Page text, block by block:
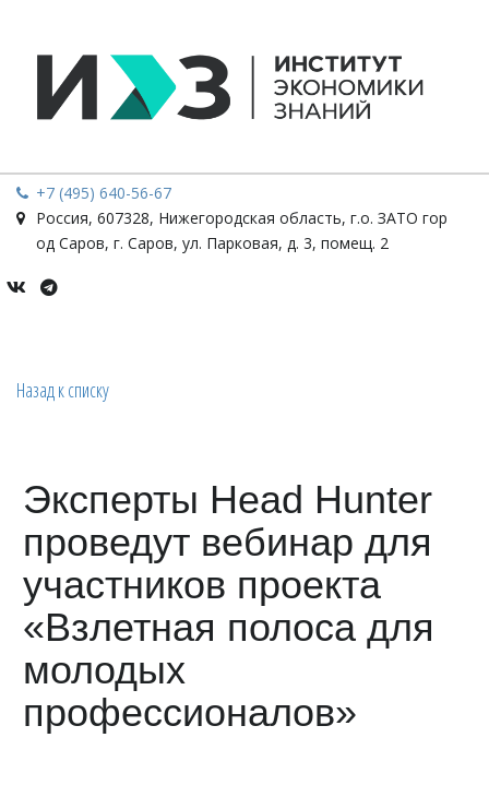
+7 (495) 640-56-67
Россия, 607328, Нижегородская область, г.о. ЗАТО гор
од Саров, г. Саров, ул. Парковая, д. 3, помещ. 2
Назад к списку
Эксперты Head Hunter
проведут вебинар для
участников проекта
«Взлетная полоса для
молодых
профессионалов»